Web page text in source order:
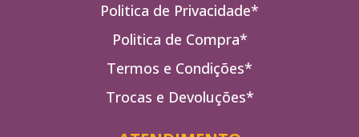
Politica de Privacidade*
Politica de Compra*
Termos e Condições*
Trocas e Devoluções*